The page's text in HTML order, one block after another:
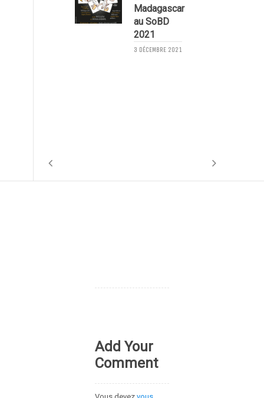
Madagascar
au SoBD
2021
3 DÉCEMBRE 2021
Add Your
Comment